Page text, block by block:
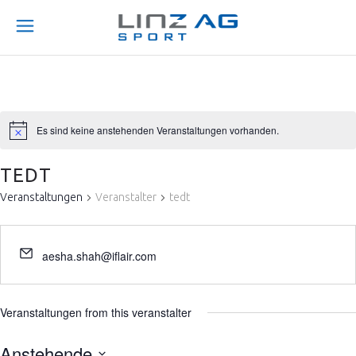
Es sind keine anstehenden Veranstaltungen vorhanden.
TEDT
Veranstaltungen Veranstalter tedt
aesha.shah@iflair.com
Veranstaltungen from this veranstalter